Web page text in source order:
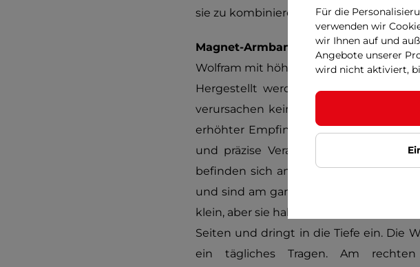
sie zu kombinieren.
Magnet-Armband/Collier der Marke
Wolfram mit höherer Anzahl von
Hergestellt werden sie aus
verursachen keine negativen
erhöhter Empfindlichkeit gegenüber
und präzise Verarbeitung aus. Sie
befinden sich an der Unterseite der
und sind am ganzen Umfang des
klein, aber sie haben eine große Kraft.
Seiten und dringt in die Tiefe ein. Die
ein tägliches Tragen. Am
Für die
verwenden wir
wir Ihnen auf und
Angebote unserer
wird nicht aktiviert,